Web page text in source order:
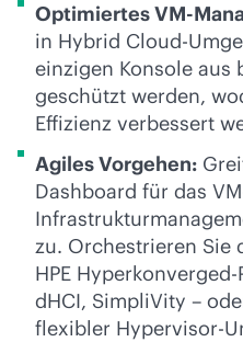
Optimiertes VM-
in Hybrid Cloud-
einzigen Konsole
geschützt werden,
Effizienz verbessert
Agiles Vorgehen:
Dashboard für das
zu. Orchestrieren Sie
HPE
dHCI, SimpliVity –
flexibler Hypervisor-